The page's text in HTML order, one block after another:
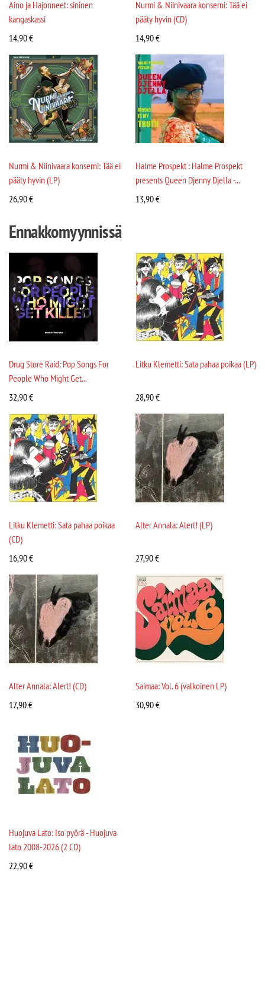
Aino ja Hajonneet: sininen
kangaskassi
14,90€
Nurmi & Niinivaara konserni: Tää ei
pääty hyvin (CD)
14,90€
Nurmi & Niinivaara konserni: Tää ei
pääty hyvin (LP)
26,90€
Halme Prospekt : Halme Prospekt
presents Queen Djenny Djella -...
13,90€
Ennakkomyynnissä
Drug Store Raid: Pop Songs For
People Who Might Get...
32,90€
Litku Klemetti: Sata pahaa poikaa (LP)
28,90€
Litku Klemetti: Sata pahaa poikaa
(CD)
16,90€
Alter Annala: Alert! (LP)
27,90€
Alter Annala: Alert! (CD)
17,90€
Saimaa: Vol. 6 (valkoinen LP)
30,90€
Huojuva Lato: Iso pyörä - Huojuva
lato 2008-2026 (2 CD)
22,90€